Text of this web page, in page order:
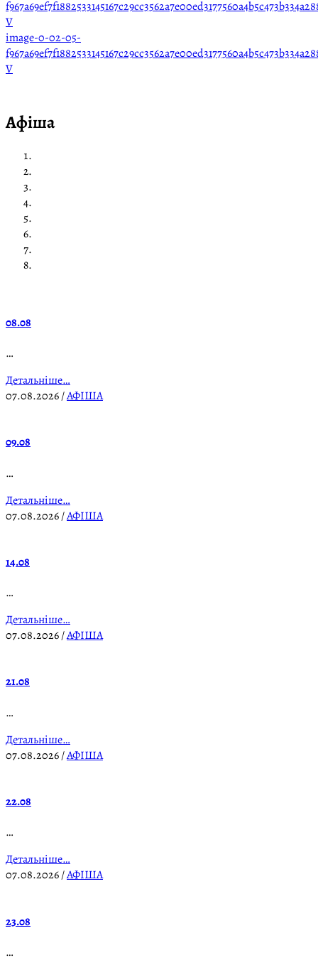
image-0-02-05-
V
Афіша
08.08
…
Детальніше…
07.08.2026/АФІША
09.08
…
Детальніше…
07.08.2026/АФІША
14.08
…
Детальніше…
07.08.2026/АФІША
21.08
…
Детальніше…
07.08.2026/АФІША
22.08
…
Детальніше…
07.08.2026/АФІША
23.08
…